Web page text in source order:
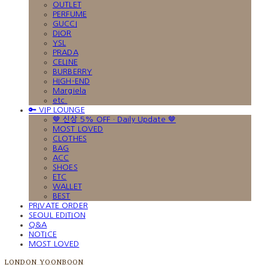
OUTLET
PERFUME
GUCCI
DIOR
YSL
PRADA
CELINE
BURBERRY
HIGH-END
Margiela
etc.
🔑 VIP LOUNGE
🤎 신상 5% OFF · Daily Update 🤎
MOST LOVED
CLOTHES
BAG
ACC
SHOES
ETC
WALLET
BEST
PRIVATE ORDER
SEOUL EDITION
Q&A
NOTICE
MOST LOVED
LONDON YOONBOON